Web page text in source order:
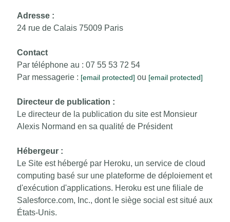
Adresse :
24 rue de Calais 75009 Paris
Contact
Par téléphone au : ‭07 55 53 72 54‬
Par messagerie : [email protected] ou [email protected]
Directeur de publication :
Le directeur de la publication du site est Monsieur
Alexis Normand en sa qualité de Président
Hébergeur :
Le Site est hébergé par Heroku, un service de cloud
computing basé sur une plateforme de déploiement et
d'exécution d'applications. Heroku est une filiale de
Salesforce.com, Inc., dont le siège social est situé aux
États-Unis.